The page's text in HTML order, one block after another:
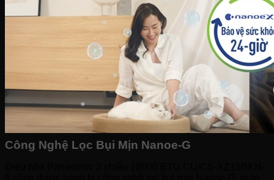
Sinh tố-Ép-Trộn
Máy xay sinh tố
Máy ép hoa quả
Máy làm sữa đậu nành
Máy làm sữa chua
Máy pha cafe
Máy vắt cam
Công Nghệ Lọc Bụi Mịn Nanoe-G